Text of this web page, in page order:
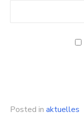
Posted in aktuelles